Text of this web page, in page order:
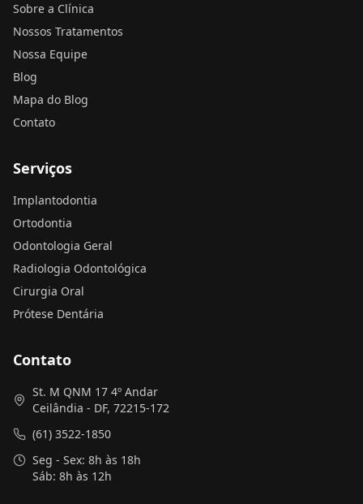
Sobre a Clínica
Nossos Tratamentos
Nossa Equipe
Blog
Mapa do Blog
Contato
Serviços
Implantodontia
Ortodontia
Odontologia Geral
Radiologia Odontológica
Cirurgia Oral
Prótese Dentária
Contato
St. M QNM 17 4º Andar
Ceilândia - DF, 72215-172
(61) 3522-1850
Seg - Sex: 8h às 18h
Sáb: 8h às 12h